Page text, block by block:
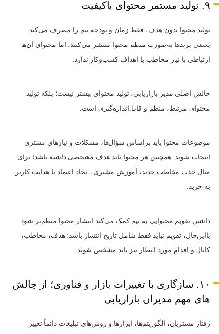
۹. تولید مستمر محتوای باکیفیت
تولید محتوا بدون هدف، فقط زمان و بودجه تیم را مصرف می‌کند.
بعضی برندها به‌صورت منظم محتوا منتشر می‌کنند، اما محتوای آن‌ها
ارتباطی با نیاز مخاطب یا اهداف کسب‌وکار ندارد.
چالش اصلی مدیر بازاریابی، تولید محتوای بیشتر نیست؛ بلکه تولید
محتوای مرتبط، منظم و قابل‌اندازه‌گیری است.
موضوعات محتوا باید براساس سؤال‌ها، مشکلات و نیازهای مشتری
انتخاب شوند. همچنین هر محتوا باید هدف مشخصی داشته باشد؛ برای
مثال جذب مخاطب جدید، آموزش مشتری، ایجاد اعتماد یا هدایت کاربر
به خرید.
داشتن تقویم محتوایی به تیم کمک می‌کند انتشار محتوا منظم‌تر شود.
بااین‌حال، تقویم نباید فقط شامل تاریخ انتشار باشد؛ هدف، مخاطب،
کانال و اقدام مورد انتظار نیز باید مشخص شوند.
۱۰. سازگاری با تغییرات بازار و فناوری؛ از چالش
های مهم مدیران بازاریابی
رفتار مشتریان، الگوریتم‌ها، ابزارها و روش‌های تبلیغات دائماً تغییر